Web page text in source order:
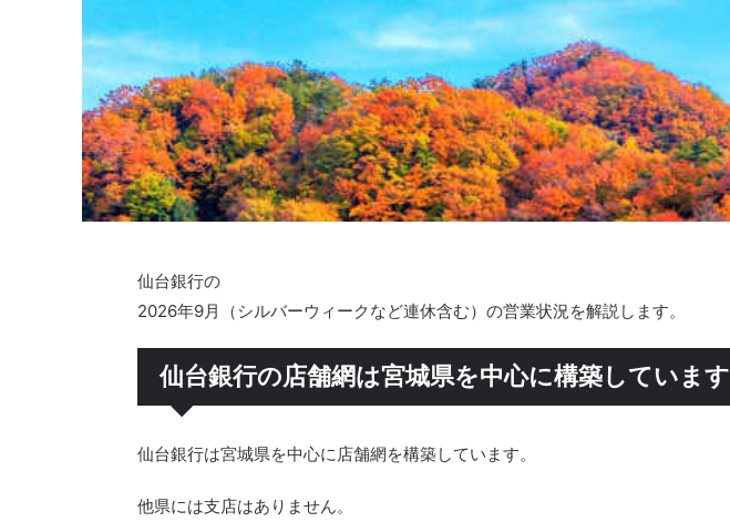
仙台銀行の
2026年9月（シルバーウィークなど連休含む）の営業状況を解説します。
仙台銀行の店舗網は宮城県を中心に構築しています
仙台銀行は宮城県を中心に店舗網を構築しています。
他県には支店はありません。